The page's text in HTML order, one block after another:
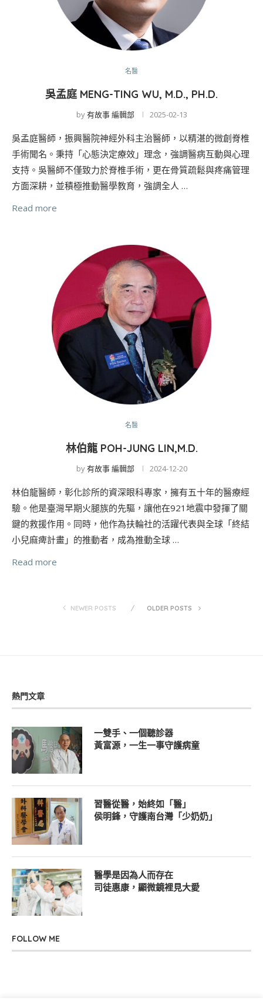
名醫
吳孟庭 MENG-TING WU, M.D., PH.D.
by有故事 編輯部 2025-02-13
吳孟庭醫師，振興醫院神經外科主治醫師，以精湛的微創脊椎
手術聞名。秉持「心態決定療效」理念，強調醫病互動與心理
支持。吳醫師不僅致力於脊椎手術，更在骨質疏鬆與疼痛管理
方面深耕，並積極推動醫學教育，強調全人 …
Read more
名醫
林伯龍 POH-JUNG LIN,M.D.
by有故事 編輯部 2024-12-20
林伯龍醫師，彰化診所的資深眼科專家，擁有五十年的醫療經
驗。他是臺灣早期火腿族的先驅，讓他在921地震中發揮了關
鍵的救援作用。同時，他作為扶輪社的活躍代表與全球「終結
小兒麻痺計畫」的推動者，成為推動全球 …
Read more
NEWER POSTS OLDER POSTS
熱門文章
一雙手、一個聽診器
黃富源，一生一事守護病童
習醫從醫，始終如「醫」
侯明鋒，守護南台灣「少奶奶」
醫學是因為人而存在
司徒惠康，顯微鏡裡見大愛
FOLLOW ME